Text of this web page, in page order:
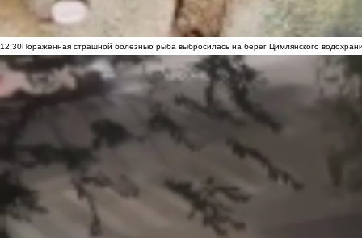
12:30Пораженная страшной болезнью рыба выбросилась на берег Цимлянского